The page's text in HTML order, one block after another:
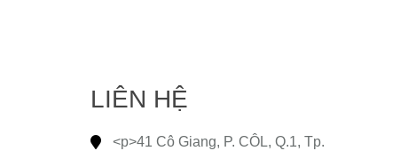
LIÊN HỆ
<p>41 Cô Giang, P. CÔL, Q.1, Tp.